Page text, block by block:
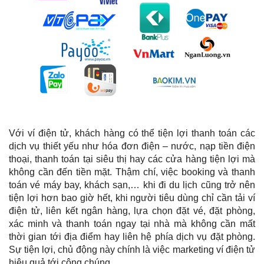
Với ví điện tử, khách hàng có thể tiện lợi thanh toán các
dịch vụ thiết yếu như hóa đơn điện – nước, nạp tiền điện
thoại, thanh toán tại siêu thị hay các cửa hàng tiện lợi mà
không cần đến tiền mặt. Thậm chí, việc booking và thanh
toán vé máy bay, khách sạn,… khi đi du lịch cũng trở nên
tiện lợi hơn bao giờ hết, khi người tiêu dùng chỉ cần tải ví
điện tử, liên kết ngân hàng, lựa chọn đặt vé, đặt phòng,
xác minh và thanh toán ngay tại nhà mà không cần mất
thời gian tới địa điểm hay liên hệ phía dịch vụ đặt phòng.
Sự tiện lợi, chủ động này chính là việc marketing ví điện tử